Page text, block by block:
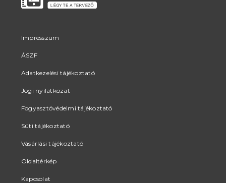
Impresszum
ÁSZF
Adatkezelési tájékoztató
Jogi nyilatkozat
Fogyasztóvédelmi tájékoztató
Süti tájékoztató
Vásárlási tájékoztató
Oldaltérkép
Kapcsolat